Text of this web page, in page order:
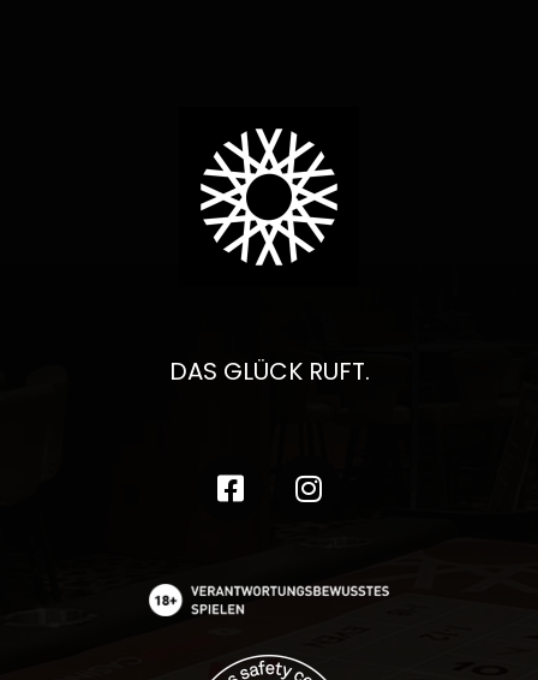
DAS GLÜCK RUFT.